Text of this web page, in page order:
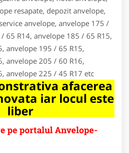
resapate, depozit anvelope,
anvelope, anvelope 175 /
65 R14, anvelope 185 / 65 R15,
anvelope 195 / 65 R15,
anvelope 205 / 60 R16,
anvelope 225 / 45 R17 etc
afacerea
iar locul este
liber
pe portalul Anvelope-